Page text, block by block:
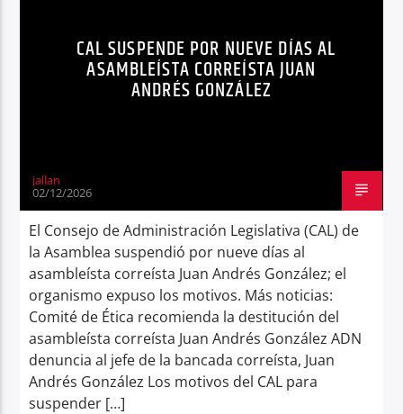
Radio holaCAL SUSPENDE POR NUEVE DÍAS AL
ASAMBLEÍSTA CORREÍSTA JUAN
ANDRÉS GONZÁLEZ
jallan
02/12/2026
El Consejo de Administración Legislativa (CAL) de
la Asamblea suspendió por nueve días al
asambleísta correísta Juan Andrés González; el
organismo expuso los motivos. Más noticias:
Comité de Ética recomienda la destitución del
asambleísta correísta Juan Andrés González ADN
denuncia al jefe de la bancada correísta, Juan
Andrés González Los motivos del CAL para
suspender […]